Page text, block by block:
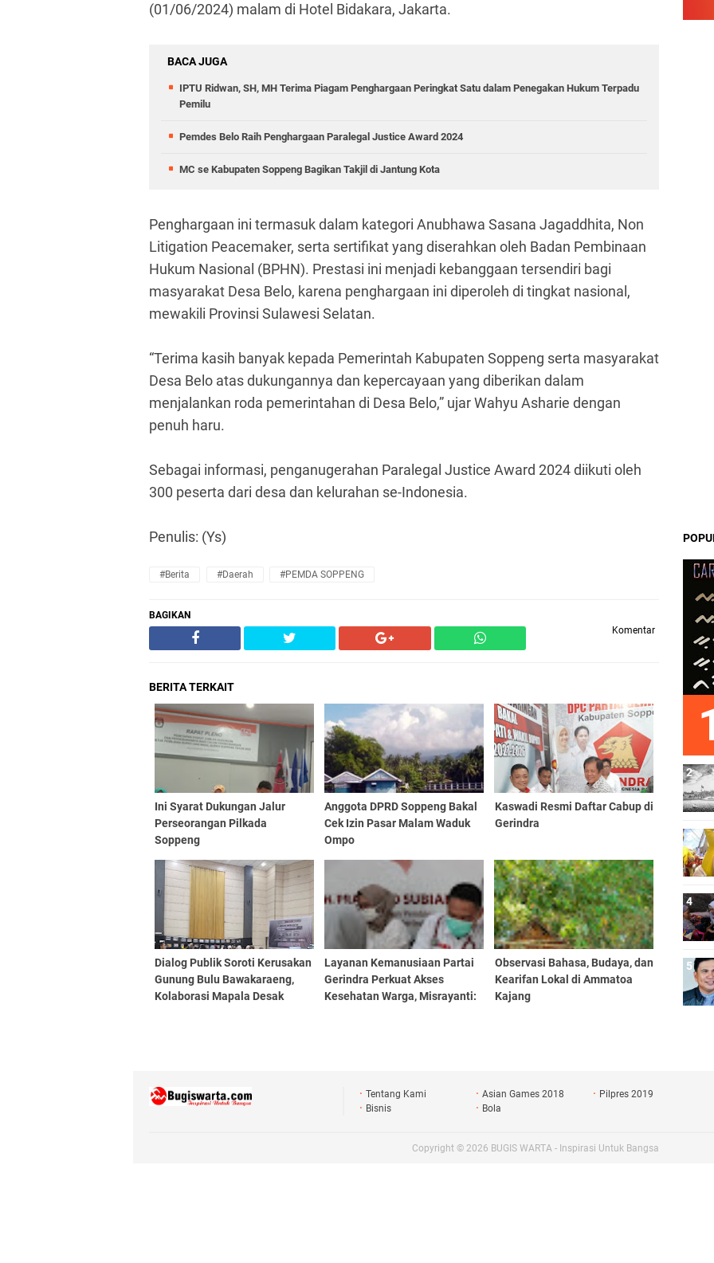
(01/06/2024) malam di Hotel Bidakara, Jakarta.
BACA JUGA
IPTU Ridwan, SH, MH Terima Piagam Penghargaan Peringkat Satu dalam Penegakan Hukum Terpadu
Pemilu
Pemdes Belo Raih Penghargaan Paralegal Justice Award 2024
MC se Kabupaten Soppeng Bagikan Takjil di Jantung Kota
Penghargaan ini termasuk dalam kategori Anubhawa Sasana Jagaddhita, Non
Litigation Peacemaker, serta sertifikat yang diserahkan oleh Badan Pembinaan
Hukum Nasional (BPHN). Prestasi ini menjadi kebanggaan tersendiri bagi
masyarakat Desa Belo, karena penghargaan ini diperoleh di tingkat nasional,
mewakili Provinsi Sulawesi Selatan.
“Terima kasih banyak kepada Pemerintah Kabupaten Soppeng serta masyarakat
Desa Belo atas dukungannya dan kepercayaan yang diberikan dalam
menjalankan roda pemerintahan di Desa Belo,” ujar Wahyu Asharie dengan
penuh haru.
Sebagai informasi, penganugerahan Paralegal Justice Award 2024 diikuti oleh
300 peserta dari desa dan kelurahan se-Indonesia.
Penulis: (Ys)
#Berita #Daerah #PEMDA SOPPENG
BAGIKAN
Komentar
BERITA TERKAIT
Ini Syarat Dukungan Jalur
Perseorangan Pilkada
Soppeng
Anggota DPRD Soppeng Bakal
Cek Izin Pasar Malam Waduk
Ompo
Kaswadi Resmi Daftar Cabup di
Gerindra
Dialog Publik Soroti Kerusakan
Gunung Bulu Bawakaraeng,
Kolaborasi Mapala Desak
Layanan Kemanusiaan Partai
Gerindra Perkuat Akses
Kesehatan Warga, Misrayanti:
Observasi Bahasa, Budaya, dan
Kearifan Lokal di Ammatoa
Kajang
Tentang Kami Asian Games 2018
Pilpres 2019
Bisnis
Bola
Copyright © 2026 BUGIS WARTA - Inspirasi Untuk Bangsa